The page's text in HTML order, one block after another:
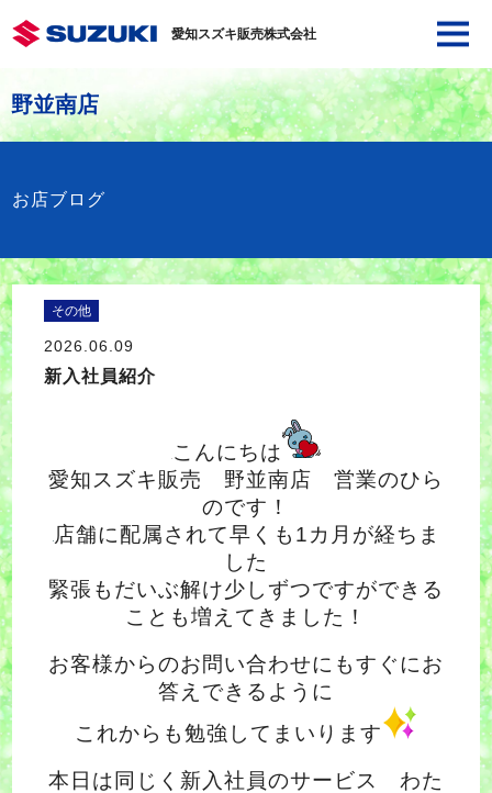
愛知スズキ販売株式会社
野並南店
お店ブログ
その他
2026.06.09
新入社員紹介
こんにちは
愛知スズキ販売 野並南店 営業のひら
のです！
店舗に配属されて早くも1カ月が経ちま
した
緊張もだいぶ解け少しずつですができる
ことも増えてきました！
お客様からのお問い合わせにもすぐにお
答えできるように
これからも勉強してまいります
本日は同じく新入社員のサービス わた